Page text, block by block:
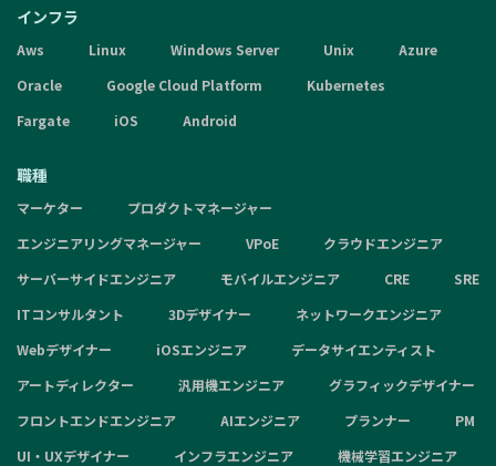
インフラ
Aws Linux Windows Server Unix
Azure
Oracle
Google Cloud Platform
Kubernetes
Fargate
iOS Android
職種
マーケター
プロダクトマネージャー
エンジニアリングマネージャー
VPoE
クラウドエンジニア
サーバーサイドエンジニア
モバイルエンジニア CRE
SRE
ITコンサルタント
3Dデザイナー
ネットワークエンジニア
Webデザイナー
iOSエンジニア
データサイエンティスト
アートディレクター
汎用機エンジニア
グラフィックデザイナー
フロントエンドエンジニア
AIエンジニア プランナー
PM
UI・UXデザイナー
インフラエンジニア
機械学習エンジニア